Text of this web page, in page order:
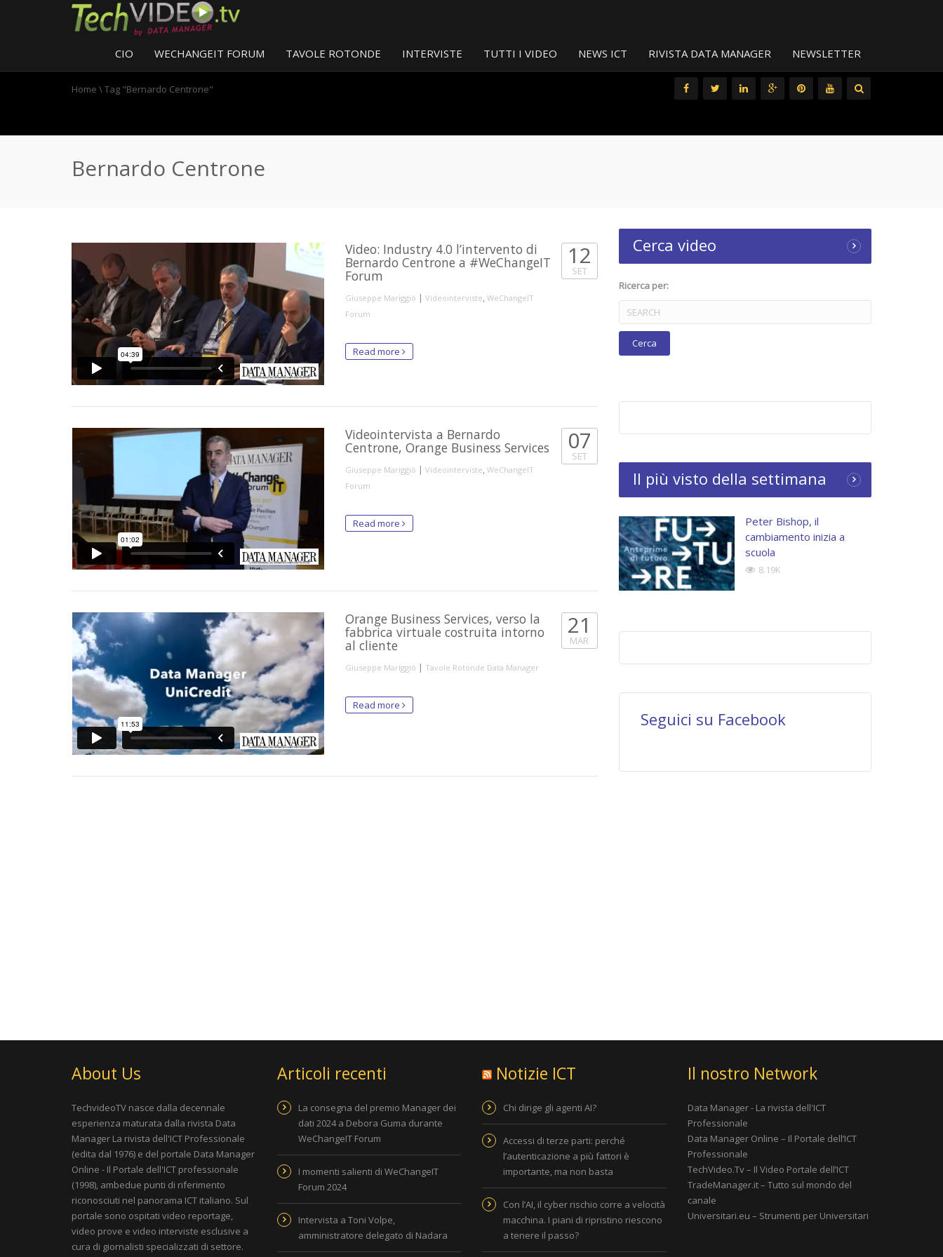
CIO WECHANGEIT FORUM TAVOLE ROTONDE INTERVISTE TUTTI I VIDEO NEWS ICT RIVISTA DATA MANAGER NEWSLETTER
Home \Tag "Bernardo Centrone"
Bernardo Centrone
Video: Industry 4.0 l’intervento di
Bernardo Centrone a #WeChangeIT
Forum
Giuseppe Mariggiò | Videointerviste, WeChangeIT
Forum
12
SET
Read more
Videointervista a Bernardo
Centrone, Orange Business Services
Giuseppe Mariggiò | Videointerviste WeChangeIT
Forum
07
SET
Read more
Orange Business Services, verso la
fabbrica virtuale costruita intorno
al cliente
Giuseppe Mariggiò | Tavole Rotonde Data Manager
21
MAR
Read more
Cerca video
Ricerca per:
Il più visto della settimana
Peter Bishop, il
cambiamento inizia a
scuola
8.19K
Seguici su Facebook
About Us
TechvideoTV nasce dalla decennale
esperienza maturata dalla rivista Data
Manager La rivista dell'ICT Professionale
(edita dal 1976) e del portale Data Manager
Online - Il Portale dell'ICT professionale
(1998), ambedue punti di riferimento
riconosciuti nel panorama ICT italiano. Sul
portale sono ospitati video reportage,
video prove e video interviste esclusive a
cura di giornalisti specializzati di settore.
Articoli recenti
La consegna del premio Manager dei
dati 2024 a Debora Guma durante
WeChangeIT Forum
I momenti salienti di WeChangeIT
Forum 2024
Intervista a Toni Volpe,
amministratore delegato di Nadara
Notizie ICT
Chi dirige gli agenti AI?
Accessi di terze parti: perché
l’autenticazione a più fattori è
importante, ma non basta
Con l’AI, il cyber rischio corre a velocità
macchina. I piani di ripristino riescono
a tenere il passo?
Il nostro Network
Data Manager - La rivista dell'ICT
Professionale
Data Manager Online – Il Portale dell’ICT
Professionale
TechVideo.Tv – Il Video Portale dell’ICT
TradeManager.it – Tutto sul mondo del
canale
Universitari.eu – Strumenti per Universitari